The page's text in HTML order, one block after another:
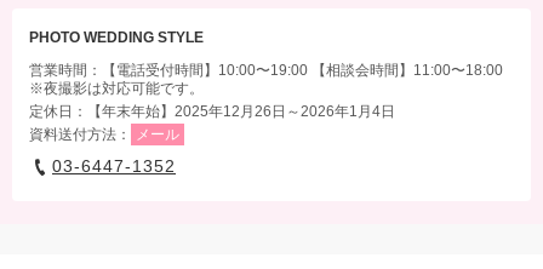
PHOTO WEDDING STYLE
営業時間：【電話受付時間】10:00〜19:00 【相談会時間】11:00〜18:00
※夜撮影は対応可能です。
定休日：【年末年始】2025年12月26日～2026年1月4日
資料送付方法：
メール
03-6447-1352